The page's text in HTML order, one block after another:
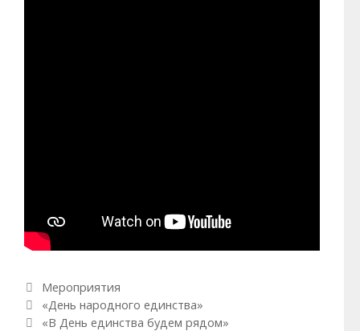
Рубрики
Мероприятия
Навигация по записям
«День народного единства»
«В День единства будем рядом»